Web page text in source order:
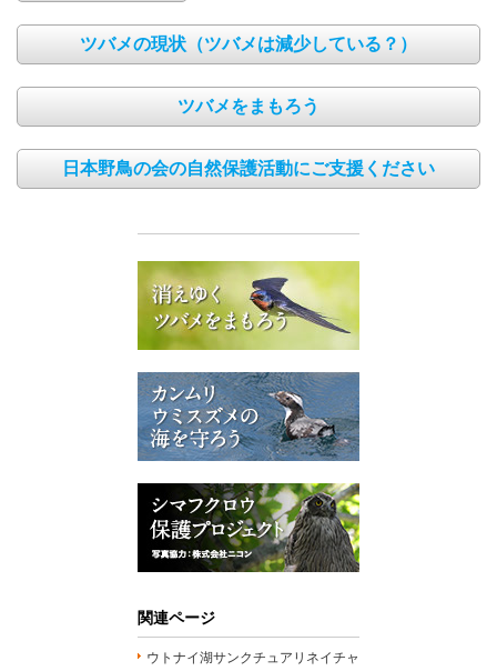
ツバメの現状（ツバメは減少している？）
ツバメをまもろう
日本野鳥の会の自然保護活動にご支援ください
関連ページ
ウトナイ湖サンクチュアリネイチャ